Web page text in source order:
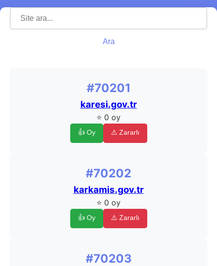
Ara
#70201
karesi.gov.tr
⭐ 0 oy
👍 Oy ⚠️ Zararlı
#70202
karkamis.gov.tr
⭐ 0 oy
👍 Oy ⚠️ Zararlı
#70203